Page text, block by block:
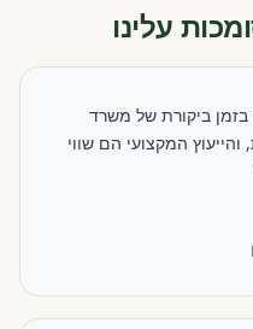
עלינו
ביקורת של משרד
המקצועי הם שווי